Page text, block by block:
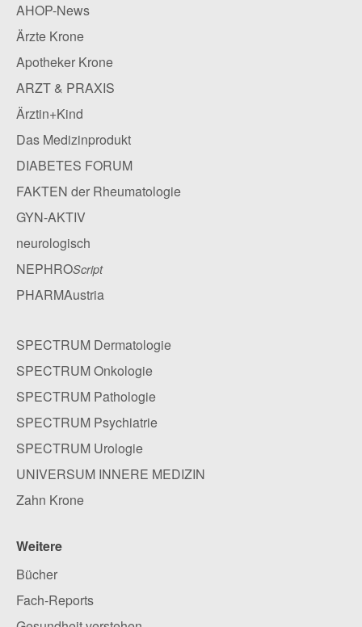
AHOP-News
Ärzte Krone
Apotheker Krone
ARZT & PRAXIS
Ärztin+Kind
Das Medizinprodukt
DIABETES FORUM
FAKTEN der Rheumatologie
GYN-AKTIV
neurologisch
NEPHROScript
PHARMAustria
SPECTRUM Dermatologie
SPECTRUM Onkologie
SPECTRUM Pathologie
SPECTRUM Psychiatrie
SPECTRUM Urologie
UNIVERSUM INNERE MEDIZIN
Zahn Krone
Weitere
Bücher
Fach-Reports